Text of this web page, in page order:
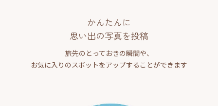
かんたんに
思い出の写真を投稿
旅先のとっておきの瞬間や、
お気に入りのスポットをアップすることができます